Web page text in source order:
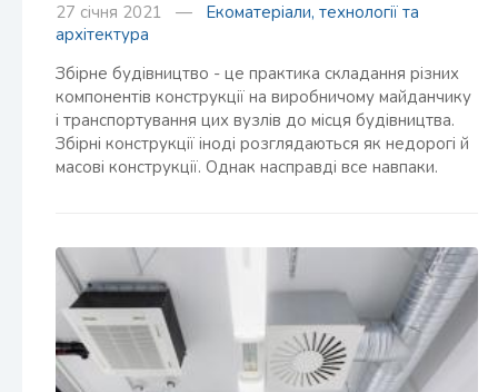
27 січня 2021 — Екоматеріали, технології та
архітектура
Збірне будівництво - це практика складання різних
компонентів конструкції на виробничому майданчику
і транспортування цих вузлів до місця будівництва.
Збірні конструкції іноді розглядаються як недорогі й
масові конструкції. Однак насправді все навпаки.